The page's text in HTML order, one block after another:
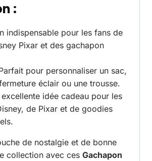
:
indispensable pour les fans de
Pixar et des gachapon
pour personnaliser un sac,
éclair ou une trousse.
excellente idée cadeau pour les
de Pixar et de goodies
de nostalgie et de bonne
collection avec ces Gachapon